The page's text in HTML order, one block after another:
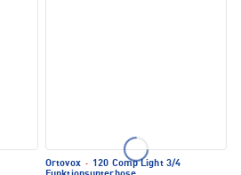
Ortovox · 120 Comp Light 3/4